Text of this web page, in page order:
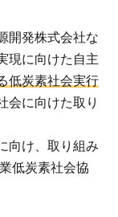
開発株式会社な
現に向けた自主
低炭素社会実行
会に向けた取り
向け、取り組み
低炭素社会協